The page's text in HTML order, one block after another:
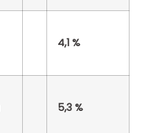
4,1 %
5,3 %